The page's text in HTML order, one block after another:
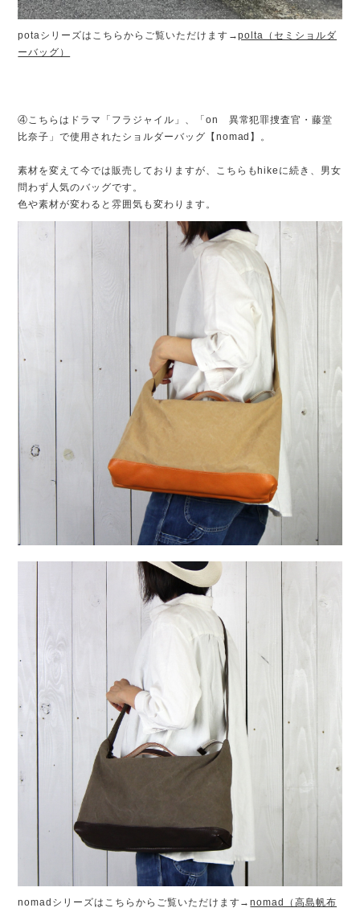
potaシリーズはこちらからご覧いただけます→polta（セミショルダ
ーバッグ）
④こちらはドラマ「フラジャイル」、「on 異常犯罪捜査官・藤堂
比奈子」で使用されたショルダーバッグ【nomad】。
素材を変えて今では販売しておりますが、こちらもhikeに続き、男女
問わず人気のバッグです。
色や素材が変わると雰囲気も変わります。
nomadシリーズはこちらからご覧いただけます→nomad（高島帆布